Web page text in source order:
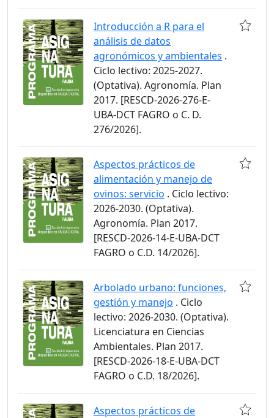
Introducción a R para el
análisis de datos
agronómicos y ambientales .
Ciclo lectivo: 2025-2027.
(Optativa). Agronomía. Plan
2017. [RESCD-2026-276-E-
UBA-DCT FAGRO o C. D.
276/2026].
Aspectos prácticos de
alimentación y manejo de
ovinos: servicio . Ciclo lectivo:
2026-2030. (Optativa).
Agronomía. Plan 2017.
[RESCD-2026-14-E-UBA-DCT
FAGRO o C.D. 14/2026].
Arbolado urbano: funciones,
gestión y manejo . Ciclo
lectivo: 2026-2030. (Optativa).
Licenciatura en Ciencias
Ambientales. Plan 2017.
[RESCD-2026-18-E-UBA-DCT
FAGRO o C.D. 18/2026].
Aspectos prácticos de